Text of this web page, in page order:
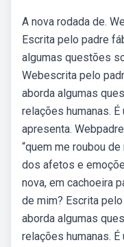
A nova rodada de.
Escrita pelo padre
algumas questões
Webescrita pelo
aborda algumas
relações humanas.
apresenta.
“quem me roubou
dos afetos e
nova, em cachoeira
de mim? Escrita
aborda algumas
relações humanas.